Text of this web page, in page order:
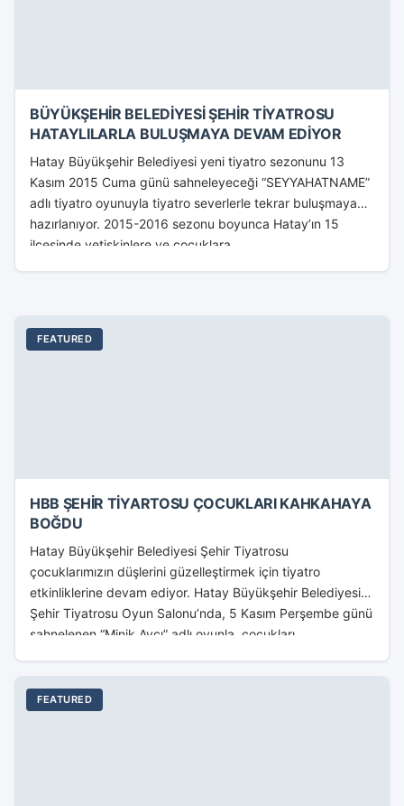
BÜYÜKŞEHİR BELEDİYESİ ŞEHİR TİYATROSU
HATAYLILARLA BULUŞMAYA DEVAM EDİYOR
Hatay Büyükşehir Belediyesi yeni tiyatro sezonunu 13
Kasım 2015 Cuma günü sahneleyeceği “SEYYAHATNAME”
adlı tiyatro oyunuyla tiyatro severlerle tekrar buluşmaya
hazırlanıyor. 2015-2016 sezonu boyunca Hatay’ın 15
ilçesinde yetişkinlere ve çocuklara...
FEATURED
HBB ŞEHİR TİYARTOSU ÇOCUKLARI KAHKAHAYA
BOĞDU
Hatay Büyükşehir Belediyesi Şehir Tiyatrosu
çocuklarımızın düşlerini güzelleştirmek için tiyatro
etkinliklerine devam ediyor. Hatay Büyükşehir Belediyesi
Şehir Tiyatrosu Oyun Salonu’nda, 5 Kasım Perşembe günü
sahnelenen “Minik Avcı” adlı oyunla, çocukları...
FEATURED